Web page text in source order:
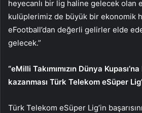
heyecanlı bir lig haline gelecek olan
kulüplerimiz de büyük bir ekonomik
eFootball’dan değerli gelirler elde
gelecek.”
“eMilli Takımımızın Dünya
kazanması Türk Telekom eSüper
Türk Telekom eSüper Lig’in